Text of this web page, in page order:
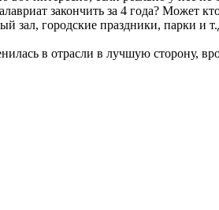
закончить за 4 года? Может
зал, городские праздники, парки
в отрасли в лучшую сторону,